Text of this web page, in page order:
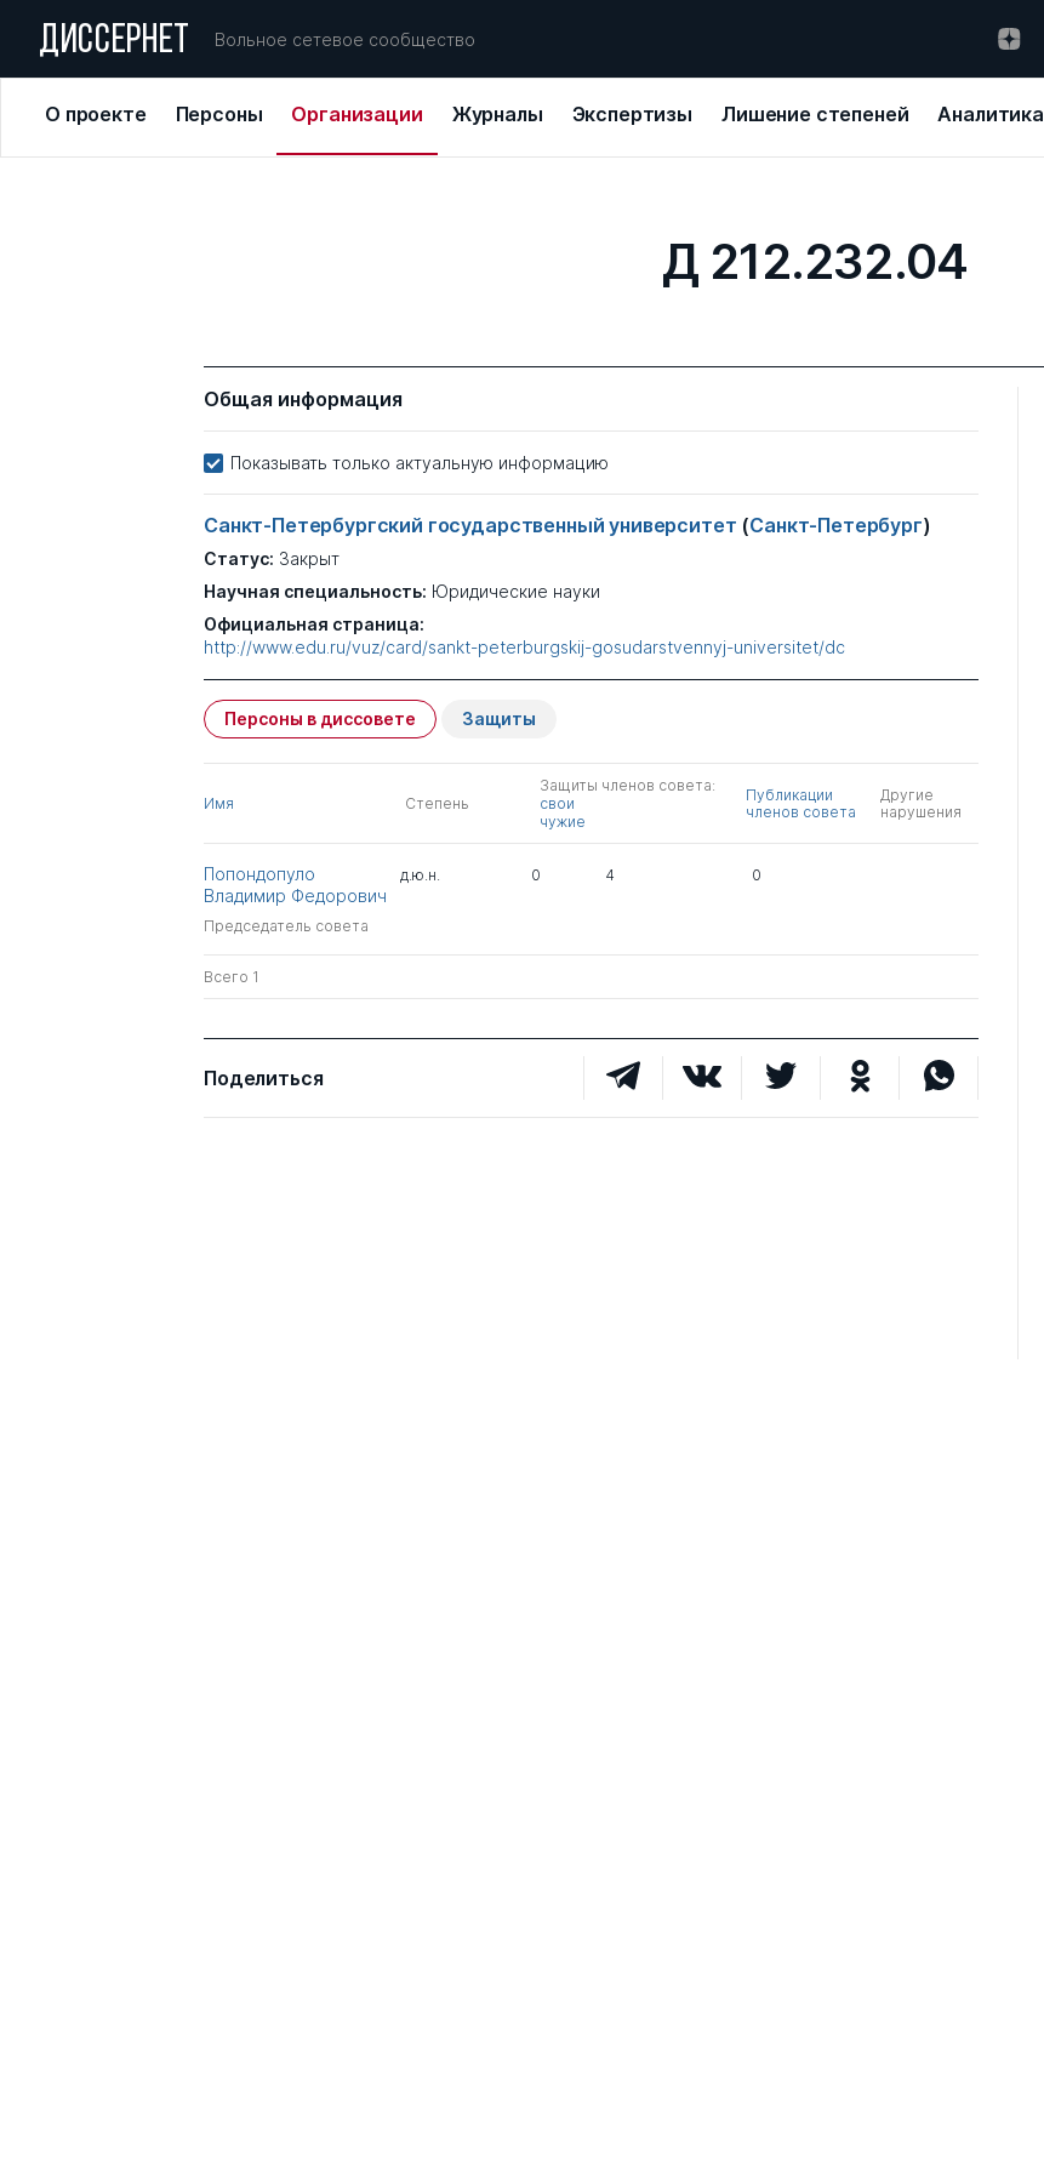
ДИССЕРНЕТ Вольное сетевое сообщество
О проекте Персоны Организации Журналы Экспертизы Лишение степеней Аналитика
Д 212.232.04
Общая информация
Показывать только актуальную информацию
Санкт-Петербургский государственный университет (Санкт-Петербург)
Статус: Закрыт
Научная специальность: Юридические науки
Официальная страница:
http://www.edu.ru/vuz/card/sankt-peterburgskij-gosudarstvennyj-universitet/dc
Персоны в диссовете Защиты
Имя Степень
Защиты членов совета:
свои
чужие
Публикации
членов совета
Другие
нарушения
Попондопуло
Владимир Федорович
Председатель совета
д.ю.н. 0 4 0
Всего 1
Поделиться